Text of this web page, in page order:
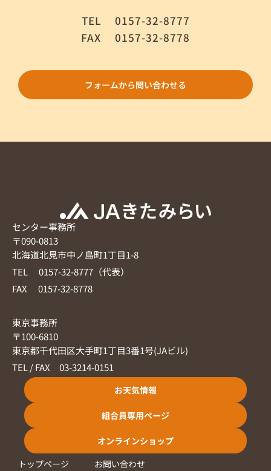
TEL 0157-32-8777
FAX 0157-32-8778
フォームから問い合わせる
センター事務所
〒090-0813
北海道北見市中ノ島町1丁目1-8
TEL 0157-32-8777（代表）
FAX 0157-32-8778
東京事務所
〒100-6810
東京都千代田区大手町1丁目3番1号(JAビル)
TEL / FAX 03-3214-0151
お天気情報
組合員専用ページ
オンラインショップ
トップページ
お問い合わせ